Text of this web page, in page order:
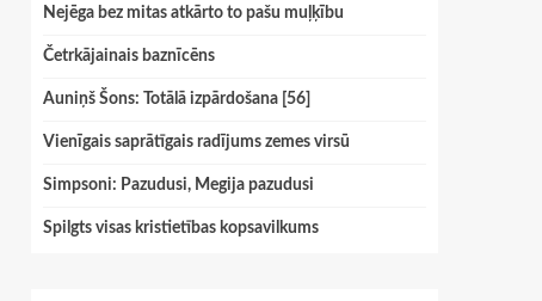
Nejēga bez mitas atkārto to pašu muļķību
Četrkājainais baznīcēns
Auniņš Šons: Totālā izpārdošana [56]
Vienīgais saprātīgais radījums zemes virsū
Simpsoni: Pazudusi, Megija pazudusi
Spilgts visas kristietības kopsavilkums